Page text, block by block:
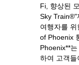
Fi, 향상된
Sky Train®"
여행자를
of Phoenix
Phoenix**
하여 고객